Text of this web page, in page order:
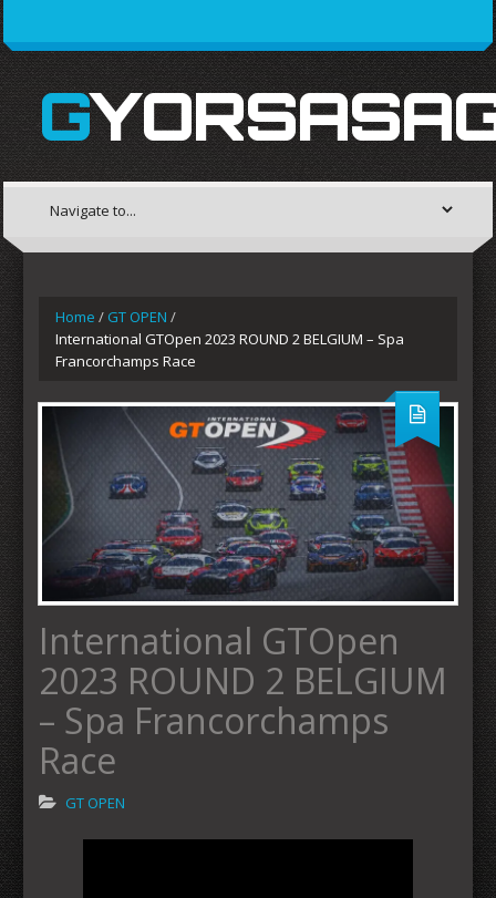
Home / GT OPEN /
International GTOpen 2023 ROUND 2 BELGIUM – Spa
Francorchamps Race
International GTOpen
2023 ROUND 2 BELGIUM
– Spa Francorchamps
Race
GT OPEN